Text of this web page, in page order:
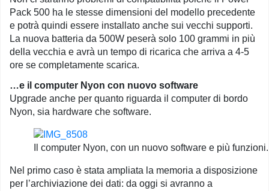
Pack 500 ha le stesse dimensioni del modello precedente
e potrà quindi essere installato anche sui vecchi supporti.
La nuova batteria da 500W peserà solo 100 grammi in più
della vecchia e avrà un tempo di ricarica che arriva a 4-5
ore se completamente scarica.
…e il computer Nyon con nuovo software
Upgrade anche per quanto riguarda il computer di bordo
Nyon, sia hardware che software.
Il computer Nyon, con un nuovo software e più funzioni.
Nel primo caso è stata ampliata la memoria a disposizione
per l’archiviazione dei dati: da oggi si avranno a